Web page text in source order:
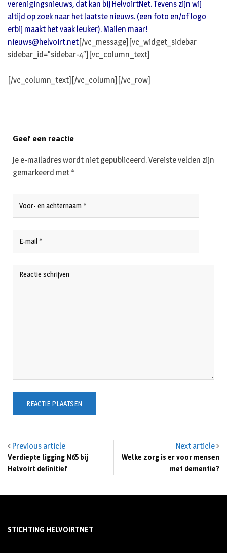
verenigingsnieuws, dat kan bij HelvoirtNet. Tevens zijn wij
altijd op zoek naar het laatste nieuws. (een foto en/of logo
erbij maakt het vaak leuker). Mailen maar!
nieuws@helvoirt.net[/vc_message][vc_widget_sidebar
sidebar_id=”sidebar-4″][vc_column_text]
[/vc_column_text][/vc_column][/vc_row]
Previous article
Verdiepte ligging N65 bij
Helvoirt definitief
Next article
Welke zorg is er voor mensen
met dementie?
Geef een reactie
Je e-mailadres wordt niet gepubliceerd.Vereiste velden zijn
gemarkeerd met *
STICHTING HELVOIRTNET